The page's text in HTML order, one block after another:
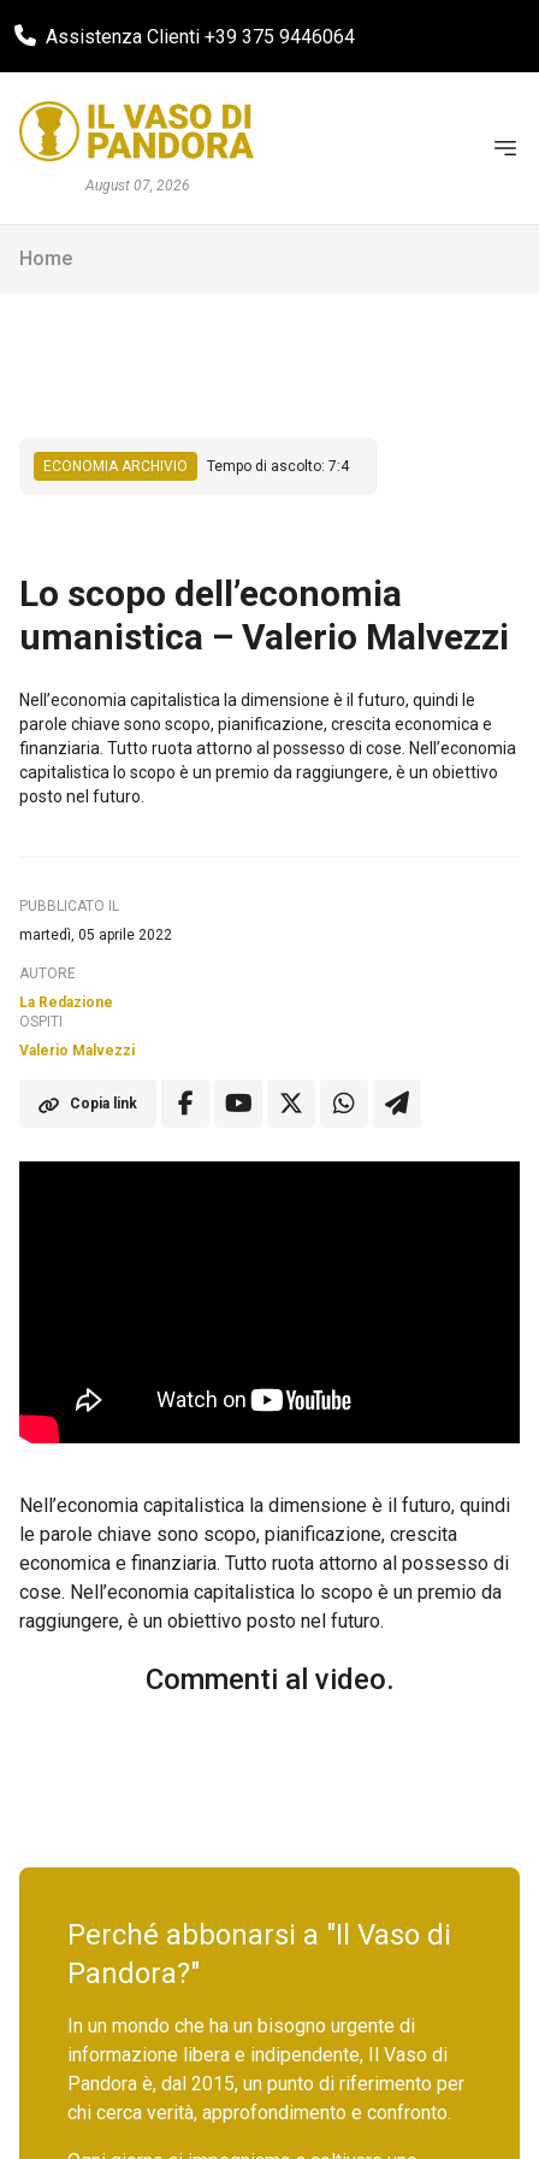
Assistenza Clienti +39 375 9446064
August 07, 2026
Home
ECONOMIA ARCHIVIO Tempo di ascolto: 7:4
Lo scopo dell’economia
umanistica – Valerio Malvezzi
Nell’economia capitalistica la dimensione è il futuro, quindi le
parole chiave sono scopo, pianificazione, crescita economica e
finanziaria. Tutto ruota attorno al possesso di cose. Nell’economia
capitalistica lo scopo è un premio da raggiungere, è un obiettivo
posto nel futuro.
PUBBLICATO IL
martedì, 05 aprile 2022
AUTORE
La Redazione
OSPITI
Valerio Malvezzi
Copia link
Nell’economia capitalistica la dimensione è il futuro, quindi
le parole chiave sono scopo, pianificazione, crescita
economica e finanziaria. Tutto ruota attorno al possesso di
cose. Nell’economia capitalistica lo scopo è un premio da
raggiungere, è un obiettivo posto nel futuro.
Commenti al video.
Perché abbonarsi a "Il Vaso di
Pandora?"
In un mondo che ha un bisogno urgente di
informazione libera e indipendente, Il Vaso di
Pandora è, dal 2015, un punto di riferimento per
chi cerca verità, approfondimento e confronto.